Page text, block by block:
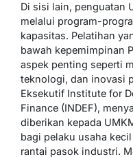
Di sisi lain, penguatan
melalui program-
kapasitas. Pelatihan
bawah kepemimpinan
aspek penting seperti
teknologi, dan inovasi
Eksekutif Institute for
Finance (INDEF),
diberikan kepada
bagi pelaku usaha
rantai pasok industri.